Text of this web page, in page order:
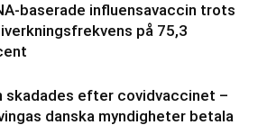
baserade influensavaccin trots
på 75,3
skadades efter covidvaccinet –
danska myndigheter betala